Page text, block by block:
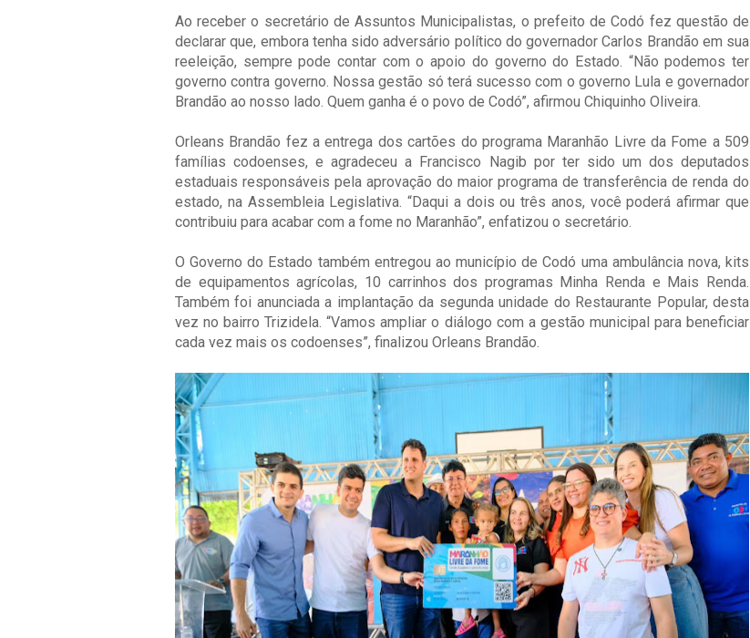
Ao receber o secretário de Assuntos Municipalistas, o prefeito de Codó fez questão de
declarar que, embora tenha sido adversário político do governador Carlos Brandão em sua
reeleição, sempre pode contar com o apoio do governo do Estado. “Não podemos ter
governo contra governo. Nossa gestão só terá sucesso com o governo Lula e governador
Brandão ao nosso lado. Quem ganha é o povo de Codó”, afirmou Chiquinho Oliveira.
Orleans Brandão fez a entrega dos cartões do programa Maranhão Livre da Fome a 509
famílias codoenses, e agradeceu a Francisco Nagib por ter sido um dos deputados
estaduais responsáveis pela aprovação do maior programa de transferência de renda do
estado, na Assembleia Legislativa. “Daqui a dois ou três anos, você poderá afirmar que
contribuiu para acabar com a fome no Maranhão”, enfatizou o secretário.
O Governo do Estado também entregou ao município de Codó uma ambulância nova, kits
de equipamentos agrícolas, 10 carrinhos dos programas Minha Renda e Mais Renda.
Também foi anunciada a implantação da segunda unidade do Restaurante Popular, desta
vez no bairro Trizidela. “Vamos ampliar o diálogo com a gestão municipal para beneficiar
cada vez mais os codoenses”, finalizou Orleans Brandão.